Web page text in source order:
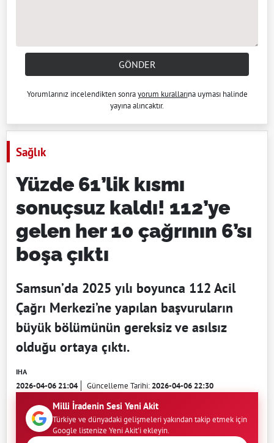
GÖNDER
Yorumlarınız incelendikten sonrayorum kurallarına uyması halinde
yayına alıncaktır.
Sağlık
Yüzde 61’lik kısmı
sonuçsuz kaldı! 112’ye
gelen her 10 çağrının 6’sı
boşa çıktı
Samsun’da 2025 yılı boyunca 112 Acil
Çağrı Merkezi’ne yapılan başvuruların
büyük bölümünün gereksiz ve asılsız
olduğu ortaya çıktı.
IHA
2026-04-06 21:04 Güncelleme Tarihi:2026-04-06 22:30
Milli İradenin Sesi Yeni Akit
Türkiye ve dünyadaki gelişmeleri yakından takip etmek için
Google listenize Yeni Akit'i ekleyin.